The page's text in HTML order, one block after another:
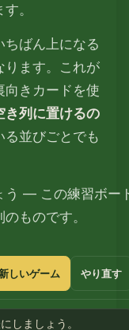
。
ばん上になる
ります。これが
向きカードを使
き列に置けるの
並びごとでも
う — この練習ボー
ものです。
しいゲーム やり直す
しましょう。